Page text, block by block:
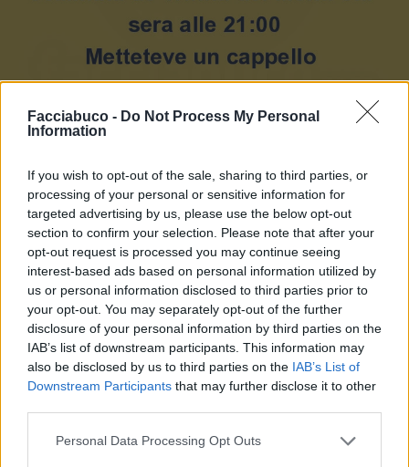
Facciabuco - Do Not Process My Personal
Information
If you wish to opt-out of the sale, sharing to third parties, or
processing of your personal or sensitive information for
targeted advertising by us, please use the below opt-out
section to confirm your selection. Please note that after your
opt-out request is processed you may continue seeing
interest-based ads based on personal information utilized by
us or personal information disclosed to third parties prior to
your opt-out. You may separately opt-out of the further
disclosure of your personal information by third parties on the
IAB’s list of downstream participants. This information may
also be disclosed by us to third parties on the IAB’s List of
Downstream Participants that may further disclose it to other
Personal Data Processing Opt Outs
Stime: 25
Ti stimo fratella
Link
Leggi i commenti precedenti...
Mapo:A saperlo prima prenotavo il frecciarossa...
1 Giugno 2020 alle ore 15:23
·Ti stimo ·Rispondi